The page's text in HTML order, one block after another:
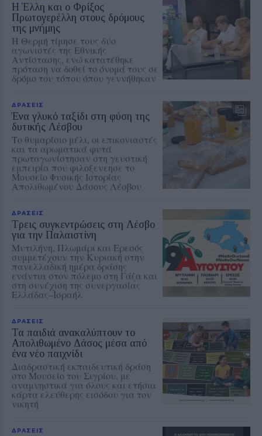
Η Έλλη και ο Φρίξος
Πρωτογερέλλη στους δρόμους
της μνήμης
Η Θερμή τίμησε τους δύο
αγωνιστές της Εθνικής
Αντίστασης, ενώ κατατέθηκε
πρόταση να δοθεί το όνομά τους σε
δρόμο του τόπου όπου γεννήθηκαν
ΔΡΑΣΕΙΣ
Ένα γλυκό ταξίδι στη φύση της
δυτικής Λέσβου
Το θυμαρίσιο μέλι, οι επικονιαστές
και τα αρωματικά φυτά
πρωταγωνίστησαν στη γευστική
εμπειρία που φιλοξενεησε το
Μουσείο Φυσικής Ιστορίας
Απολιθωμένου Δάσους Λέσβου
ΔΡΑΣΕΙΣ
Τρεις συγκεντρώσεις στη Λέσβο
για την Παλαιστίνη
Μυτιλήνη, Πλωμάρι και Ερεσός
συμμετέχουν την Κυριακή στην
πανελλαδική ημέρα δράσης
ενάντια στον πόλεμο στη Γάζα και
στη συνέχιση της συνεργασίας
Ελλάδας–Ισραήλ
ΔΡΑΣΕΙΣ
Τα παιδιά ανακαλύπτουν το
Απολιθωμένο Δάσος μέσα από
ένα νέο παιχνίδι
Διαδραστική εκπαιδευτική δράση
στο Μουσείο του Σιγρίου, με
αναμνηστικά για όλους και ετήσια
κάρτα ελεύθερης εισόδου για τον
νικητή
ΔΡΑΣΕΙΣ